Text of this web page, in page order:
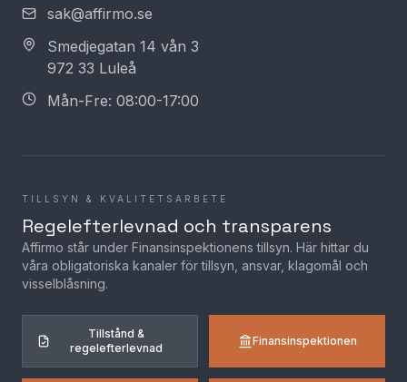
sak@affirmo.se
Smedjegatan 14 vån 3
972 33 Luleå
Mån-Fre: 08:00-17:00
TILLSYN & KVALITETSARBETE
Regelefterlevnad och transparens
Affirmo står under Finansinspektionens tillsyn. Här hittar du
våra obligatoriska kanaler för tillsyn, ansvar, klagomål och
visselblåsning.
Tillstånd &
regelefterlevnad
Finansinspektionen